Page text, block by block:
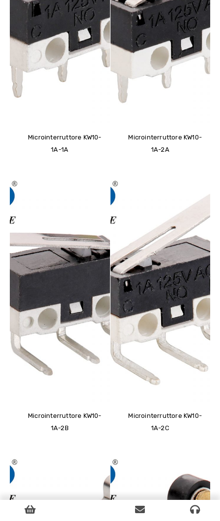
Microinterruttore KW10-
1A-1A
Microinterruttore KW10-
1A-2A
Microinterruttore KW10-
1A-2B
Microinterruttore KW10-
1A-2C